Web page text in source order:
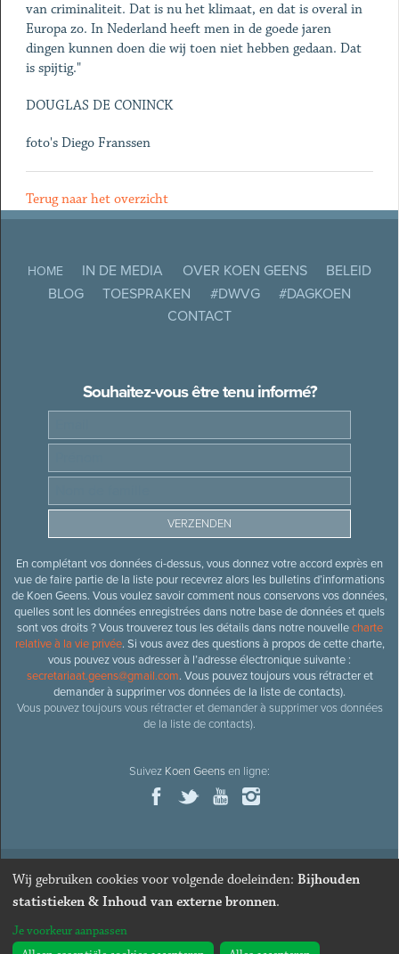
van criminaliteit. Dat is nu het klimaat, en dat is overal in
Europa zo. In Nederland heeft men in de goede jaren
dingen kunnen doen die wij toen niet hebben gedaan. Dat
is spijtig."
DOUGLAS DE CONINCK
foto's Diego Franssen
Terug naar het overzicht
HOME IN DE MEDIA OVER KOEN GEENS
BELEID
BLOG
TOESPRAKEN #DWVG
#DAGKOEN
CONTACT
Souhaitez-vous être tenu informé?
En complétant vos données ci-dessus, vous donnez votre accord exprès en
vue de faire partie de la liste pour recevrez alors les bulletins d’informations
de Koen Geens. Vous voulez savoir comment nous conservons vos données,
quelles sont les données enregistrées dans notre base de données et quels
sont vos droits ? Vous trouverez tous les détails dans notre nouvellecharte
relative à la vie privée. Si vous avez des questions à propos de cette charte,
vous pouvez vous adresser à l’adresse électronique suivante :
secretariaat.geens@gmail.com. Vous pouvez toujours vous rétracter et
demander à supprimer vos données de la liste de contacts).
Vous pouvez toujours vous rétracter et demander à supprimer vos données
de la liste de contacts).
Suivez Koen Geensen ligne:
© 2026Ancien ministre et député honoraire
Webdesign & développement par Zenjoy de Louvain
Wij gebruiken cookies voor volgende doeleinden: Bijhouden
statistieken & Inhoud van externe bronnen.
Je voorkeur aanpassen